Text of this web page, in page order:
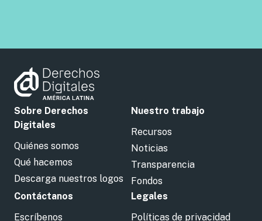
Sobre Derechos
Digitales
Quiénes somos
Qué hacemos
Descarga nuestros logos
Nuestro trabajo
Recursos
Noticias
Transparencia
Fondos
Contáctanos
Escríbenos
Legales
Políticas de privacidad